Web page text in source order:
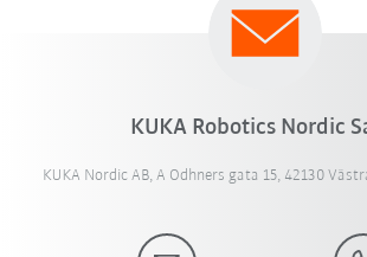
KUKA Robotics Nordic
KUKA Nordic AB, A Odhners gata 15, 42130